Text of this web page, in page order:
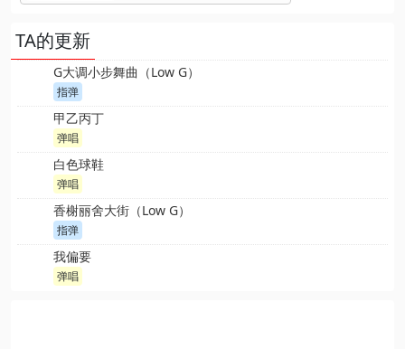
TA的更新
G大调小步舞曲（Low G）
指弹
甲乙丙丁
弹唱
白色球鞋
弹唱
香榭丽舍大街（Low G）
指弹
我偏要
弹唱